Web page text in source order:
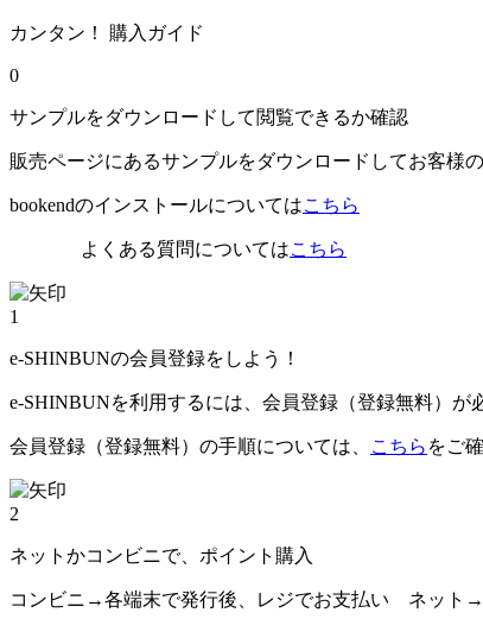
カンタン！ 購入ガイド
0
サンプルをダウンロードして閲覧できるか確認
販売ページにあるサンプルをダウンロードしてお客様
bookendのインストールについてはこちら
よくある質問についてはこちら
1
e-SHINBUNの会員登録をしよう！
e-SHINBUNを利用するには、会員登録（登録無料）が
会員登録（登録無料）の手順については、 こちら をご
2
ネットかコンビニで、ポイント購入
コンビニ→各端末で発行後、レジでお支払い ネット→